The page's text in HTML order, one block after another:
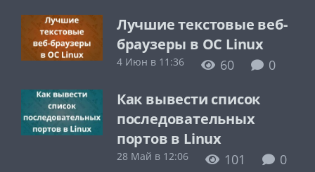
Лучшие текстовые веб-
браузеры в ОС Linux
4 Июн в 11:36 60 0
Как вывести список
последовательных
портов в Linux
28 Май в 12:06 101 0